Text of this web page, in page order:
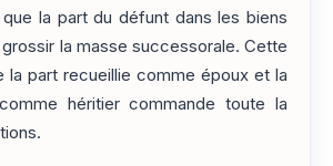
la part du défunt dans les biens
la masse successorale. Cette
la part recueillie comme époux et la
héritier commande toute la